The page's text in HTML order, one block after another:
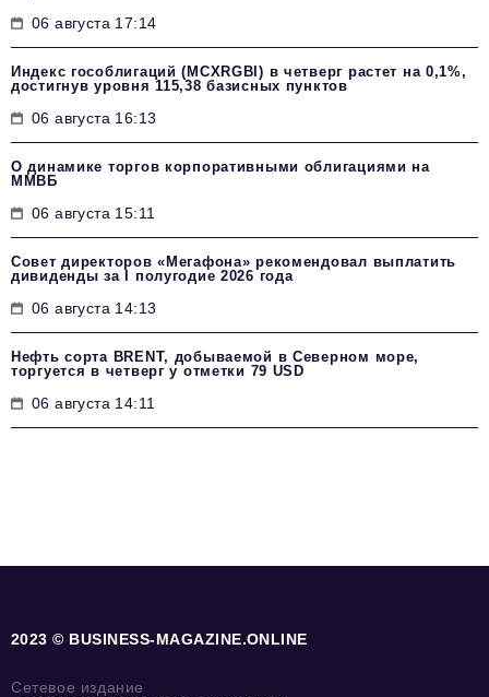
06 августа 17:14
Индекс гособлигаций (MCXRGBI) в четверг растет на 0,1%,
достигнув уровня 115,38 базисных пунктов
06 августа 16:13
О динамике торгов корпоративными облигациями на
ММВБ
06 августа 15:11
Совет директоров «Мегафона» рекомендовал выплатить
дивиденды за I полугодие 2026 года
06 августа 14:13
Нефть сорта BRENT, добываемой в Северном море,
торгуется в четверг у отметки 79 USD
06 августа 14:11
2023 © BUSINESS-MAGAZINE.ONLINE
Сетевое издание